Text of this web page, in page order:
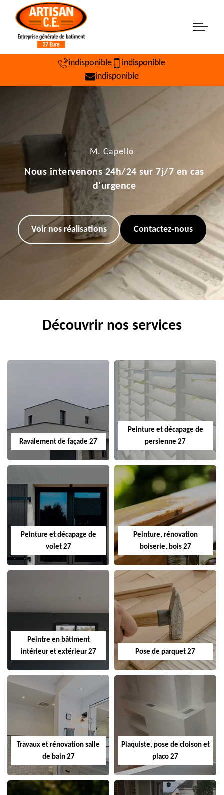
indisponible
indisponible
indisponible
M. Capello
Nous intervenons 24h/24 sur 7j/7 en cas
d'urgence
Voir nos réalisations Contactez-nous
Découvrir nos services
Ravalement de façade 27
Peinture et décapage de
persienne 27
Peinture et décapage de
volet 27
Peinture, rénovation
boiserie, bois 27
Peintre en bâtiment
intérieur et extérieur 27
Pose de parquet 27
Travaux et rénovation salle
de bain 27
Plaquiste, pose de cloison et
placo 27